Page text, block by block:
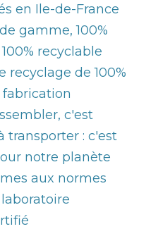
en Ile-de-France
gamme, 100%
recyclable
de 100%
c'est
transporter : c'est
notre planète
aux normes